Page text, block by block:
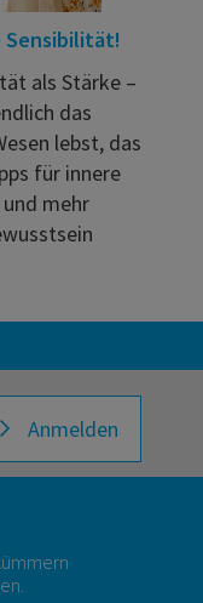
Sensibilität!
als Stärke –
das
lebst, das
für innere
und mehr
Anmelden